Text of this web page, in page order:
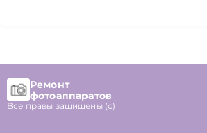
Ремонт
фотоаппаратов
Все правы защищены (с)